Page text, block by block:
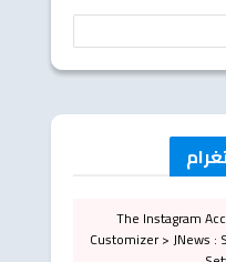
The Instagram
Customizer > JNews :